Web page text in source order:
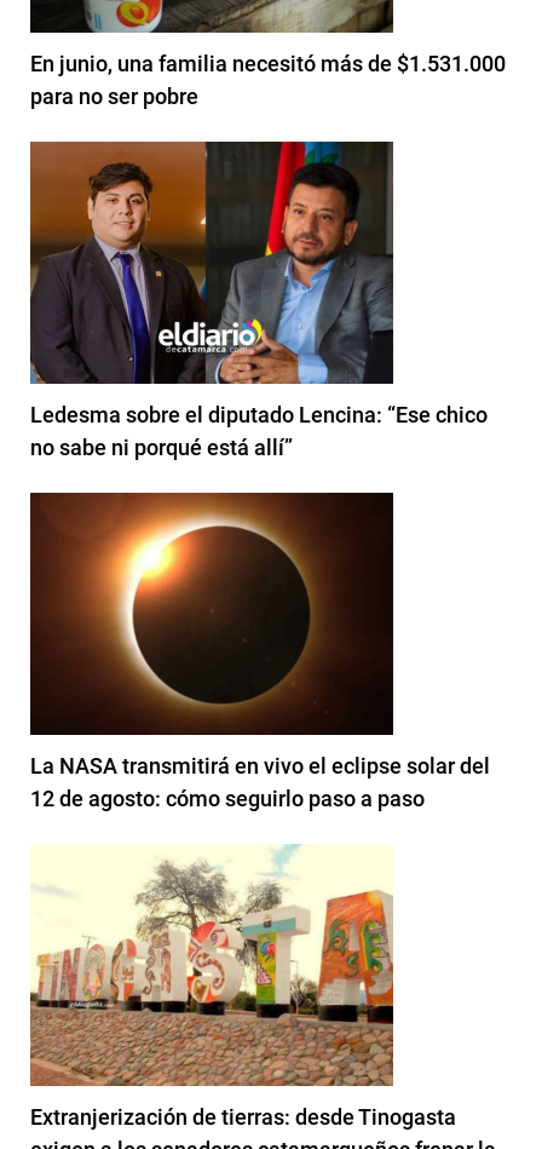
En junio, una familia necesitó más de $1.531.000
para no ser pobre
Ledesma sobre el diputado Lencina: “Ese chico
no sabe ni porqué está allí”
La NASA transmitirá en vivo el eclipse solar del
12 de agosto: cómo seguirlo paso a paso
Extranjerización de tierras: desde Tinogasta